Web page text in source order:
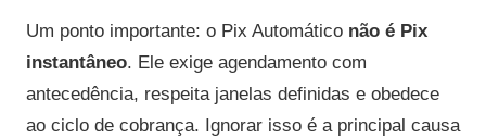
Um ponto importante: o Pix Automático não é Pix
instantâneo. Ele exige agendamento com
antecedência, respeita janelas definidas e obedece
ao ciclo de cobrança. Ignorar isso é a principal causa